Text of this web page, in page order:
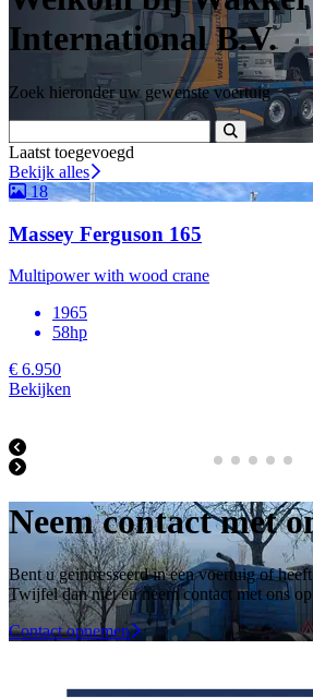
International B.V.
Zoek hieronder uw gewenste voertuig
Laatst toegevoegd
Bekijk alles
18
Massey Ferguson 165
Multipower with wood crane
1965
58hp
€ 6.950
Bekijken
Neem contact met
Bent u geintresseerd in een voertuig of
Twijfel dan niet en neem contact met ons
Contact opnemen